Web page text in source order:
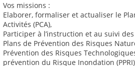
Vos missions :
Elaborer, formaliser et actualiser le
Activités (PCA),
Participer à l’instruction et au suivi
Plans de Prévention des Risques
Prévention des Risques
prévention du Risque Inondation